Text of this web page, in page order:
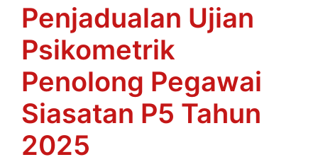
Penjadualan Ujian
Psikometrik
Penolong Pegawai
Siasatan P5 Tahun
2025